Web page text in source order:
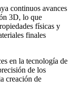
continuos avances
3D, lo que
físicas y
finales
en la tecnología de
de los
creación de